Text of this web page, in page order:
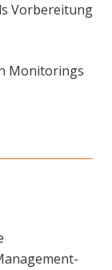
Vorbereitung
Monitorings